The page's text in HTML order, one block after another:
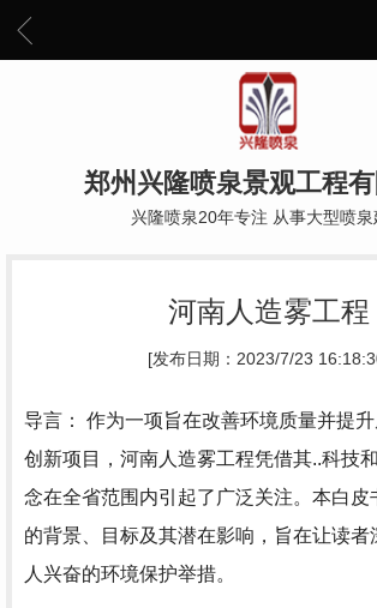
郑州兴隆喷泉景观工程有
兴隆喷泉20年专注 从事大型喷泉
河南人造雾工程
[发布日期：2023/7/23
导言： 作为一项旨在改善环境质量并提
创新项目，河南人造雾工程凭借其..科技
念在全省范围内引起了广泛关注。本白皮
的背景、目标及其潜在影响，旨在让读者
人兴奋的环境保护举措。